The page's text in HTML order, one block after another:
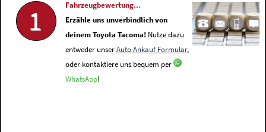
1
Fahrzeugbewertung...
Erzähle uns unverbindlich von
deinem Toyota Tacoma! Nutze dazu
entweder unserAuto Ankauf Formular,
oder kontaktiere uns bequem per
WhatsApp!